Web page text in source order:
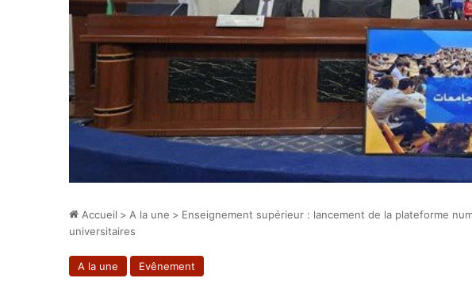
Accueil > A la une > Enseignement supérieur : lancement de la plateforme
universitaires
A la une Evênement